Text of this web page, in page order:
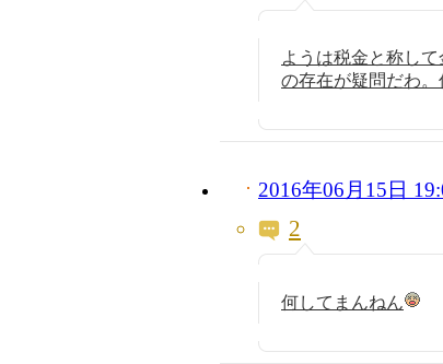
ようは税金と称し
の存在が疑問だわ
2016年06月15日
2
何してまんねん